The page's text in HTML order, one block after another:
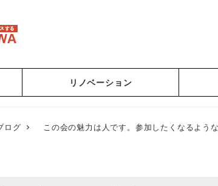
リノベーション
ログ この会の魅力は人です。参加したくなるよう